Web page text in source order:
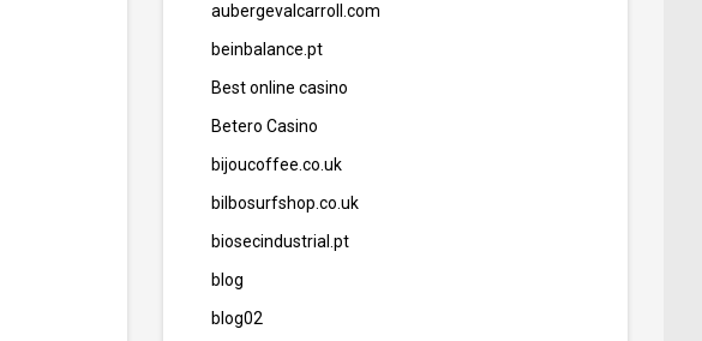
aubergevalcarroll.com
beinbalance.pt
Best online casino
Betero Casino
bijoucoffee.co.uk
bilbosurfshop.co.uk
biosecindustrial.pt
blog
blog02